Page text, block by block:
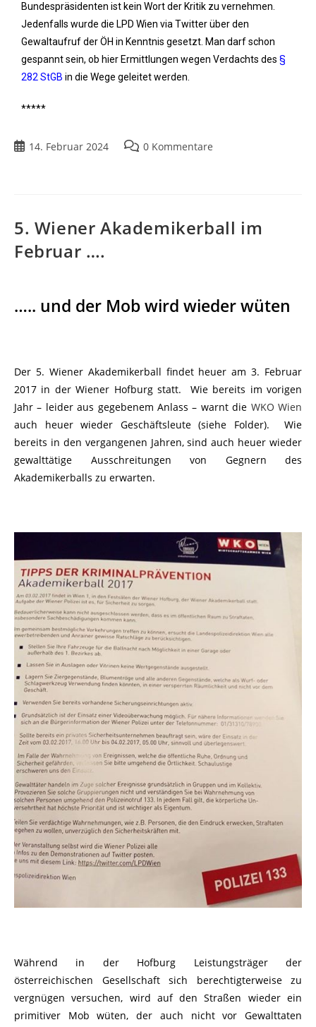
Bundespräsidenten ist kein Wort der Kritik zu vernehmen.
Jedenfalls wurde die LPD Wien via Twitter über den
Gewaltaufruf der ÖH in Kenntnis gesetzt. Man darf schon
gespannt sein, ob hier Ermittlungen wegen Verdachts des §
282 StGB in die Wege geleitet werden.
*****
14. Februar 2024 0 Kommentare
5. Wiener Akademikerball im
Februar ….
….. und der Mob wird wieder wüten
Der 5. Wiener Akademikerball findet heuer am 3. Februar
2017 in der Wiener Hofburg statt. Wie bereits im vorigen
Jahr – leider aus gegebenem Anlass – warnt die WKO Wien
auch heuer wieder Geschäftsleute (siehe Folder). Wie
bereits in den vergangenen Jahren, sind auch heuer wieder
gewalttätige Ausschreitungen von Gegnern des
Akademikerballs zu erwarten.
Während in der Hofburg Leistungsträger der
österreichischen Gesellschaft sich berechtigterweise zu
vergnügen versuchen, wird auf den Straßen wieder ein
primitiver Mob wüten, der auch nicht vor Gewalttaten